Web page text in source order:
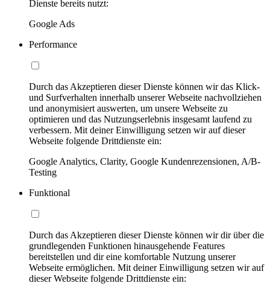
Dienste bereits nutzt:
Google Ads
Performance
Durch das Akzeptieren dieser Dienste können wir das Klick-
und Surfverhalten innerhalb unserer Webseite nachvollziehen
und anonymisiert auswerten, um unsere Webseite zu
optimieren und das Nutzungserlebnis insgesamt laufend zu
verbessern. Mit deiner Einwilligung setzen wir auf dieser
Webseite folgende Drittdienste ein:
Google Analytics, Clarity, Google Kundenrezensionen, A/B-
Testing
Funktional
Durch das Akzeptieren dieser Dienste können wir dir über die
grundlegenden Funktionen hinausgehende Features
bereitstellen und dir eine komfortable Nutzung unserer
Webseite ermöglichen. Mit deiner Einwilligung setzen wir auf
dieser Webseite folgende Drittdienste ein: